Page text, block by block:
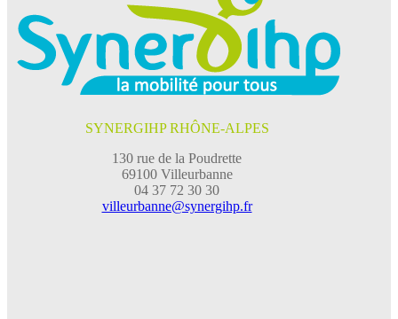
SYNERGIHP RHÔNE-ALPES
130 rue de la Poudrette
69100 Villeurbanne
04 37 72 30 30
villeurbanne@synergihp.fr